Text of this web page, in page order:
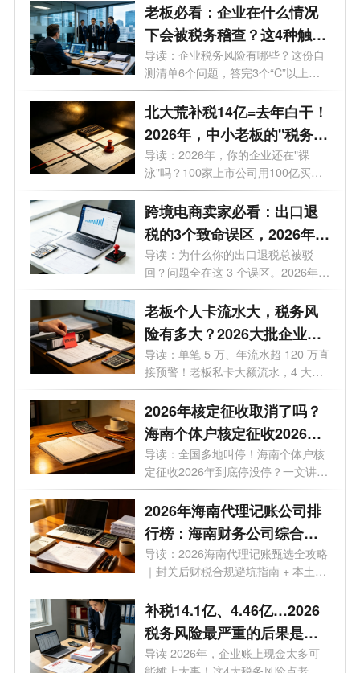
老板必看：企业在什么情况
下会被税务稽查？这4种触发
条件，第三条90%的人都中
了
导读：企业税务风险有哪些？这份自
测清单6个问题，答完3个“C”以上，
今晚...
北大荒补税14亿=去年白干！
2026年，中小老板的"税务裸
奔"该结束了
导读：2026年，你的企业还在"裸
泳"吗？100家上市公司用100亿买来
的教...
跨境电商卖家必看：出口退
税的3个致命误区，2026年
90%卖家都踩坑
导读：为什么你的出口退税总被驳
回？问题全在这 3 个误区。2026年跨
境电商...
老板个人卡流水大，税务风
险有多大？2026大批企业被
查，后果远超想象
导读：单笔 5 万、年流水超 120 万直
接预警！老板私卡大额流水，4 大风
险逐...
2026年核定征收取消了吗？
海南个体户核定征收2026年
政策+申请流程全揭秘
导读：全国多地叫停！海南个体户核
定征收2026年到底停没停？一文讲
透。最...
2026年海南代理记账公司排
行榜：海南财务公司综合实
力TOP6盘点
导读：2026海南代理记账甄选全攻略
｜封关后财税合规避坑指南 + 本土6
大正规...
补税14.1亿、4.46亿…2026
税务风险最严重的后果是什
么？答案触目惊心
导读 2026年，企业账上现金太多可